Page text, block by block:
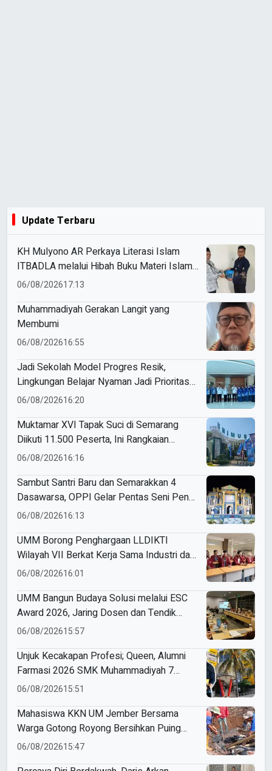
Update Terbaru
KH Mulyono AR Perkaya Literasi Islam
ITBADLA melalui Hibah Buku Materi Islam
5 Jilid
06/08/202617:13
Muhammadiyah Gerakan Langit yang
Membumi
06/08/202616:55
Jadi Sekolah Model Progres Resik,
Lingkungan Belajar Nyaman Jadi Prioritas
Smamio Gresik
06/08/202616:20
Muktamar XVI Tapak Suci di Semarang
Diikuti 11.500 Peserta, Ini Rangkaian
Agendanya
06/08/202616:16
Sambut Santri Baru dan Semarakkan 4
Dasawarsa, OPPI Gelar Pentas Seni Penuh
Makna
06/08/202616:13
UMM Borong Penghargaan LLDIKTI
Wilayah VII Berkat Kerja Sama Industri dan
Internasional yang Berdampak
06/08/202616:01
UMM Bangun Budaya Solusi melalui ESC
Award 2026, Jaring Dosen dan Tendik
Inovatif
06/08/202615:57
Unjuk Kecakapan Profesi; Queen, Alumni
Farmasi 2026 SMK Muhammadiyah 7
Gondanglegi Berhasil Kerja Sebelum Lulus
06/08/202615:51
Mahasiswa KKN UM Jember Bersama
Warga Gotong Royong Bersihkan Puing
Rumah Korban Kebakaran di Desa Sumber
06/08/202615:47